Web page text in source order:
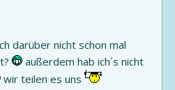
darüber nicht schon mal
außerdem hab ich´s nicht
wir teilen es uns